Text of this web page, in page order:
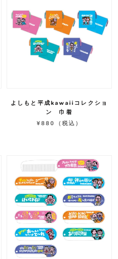
よしもと平成kawaiiコレクショ
ン 巾着
¥880
（税込）